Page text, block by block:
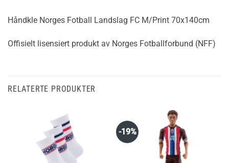
Håndkle Norges Fotball Landslag FC M/Print 70x140cm
Offisielt lisensiert produkt av Norges Fotballforbund (NFF)
RELATERTE PRODUKTER
-19%